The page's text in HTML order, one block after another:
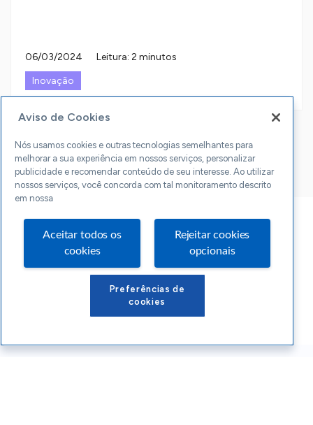
06/03/2024
Leitura: 2 minutos
Inovação
Aviso de Cookies
Nós usamos cookies e outras tecnologias semelhantes para
melhorar a sua experiência em nossos serviços, personalizar
publicidade e recomendar conteúdo de seu interesse. Ao utilizar
nossos serviços, você concorda com tal monitoramento descrito
em nossa
Aceitar todos os
cookies
Rejeitar cookies
opcionais
Preferências de
cookies